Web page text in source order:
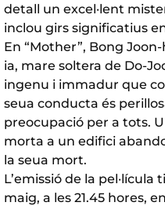
detall un excel·lent
inclou girs significatius
En “Mother”, Bong
ia, mare soltera de Do-
ingenu i immadur que
seua conducta és
preocupació per a tots.
morta a un edifici
la seua mort.
L’emissió de la
maig, a les 21.45 hores,